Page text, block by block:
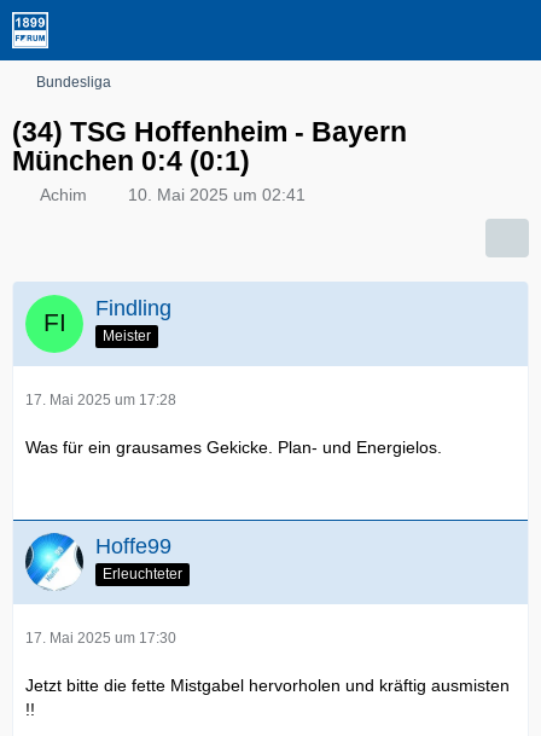
Bundesliga
(34) TSG Hoffenheim - Bayern
München 0:4 (0:1)
Achim 10. Mai 2025 um 02:41
Findling
Meister
17. Mai 2025 um 17:28
Was für ein grausames Gekicke. Plan- und Energielos.
Hoffe99
Erleuchteter
17. Mai 2025 um 17:30
Jetzt bitte die fette Mistgabel hervorholen und kräftig ausmisten
!!